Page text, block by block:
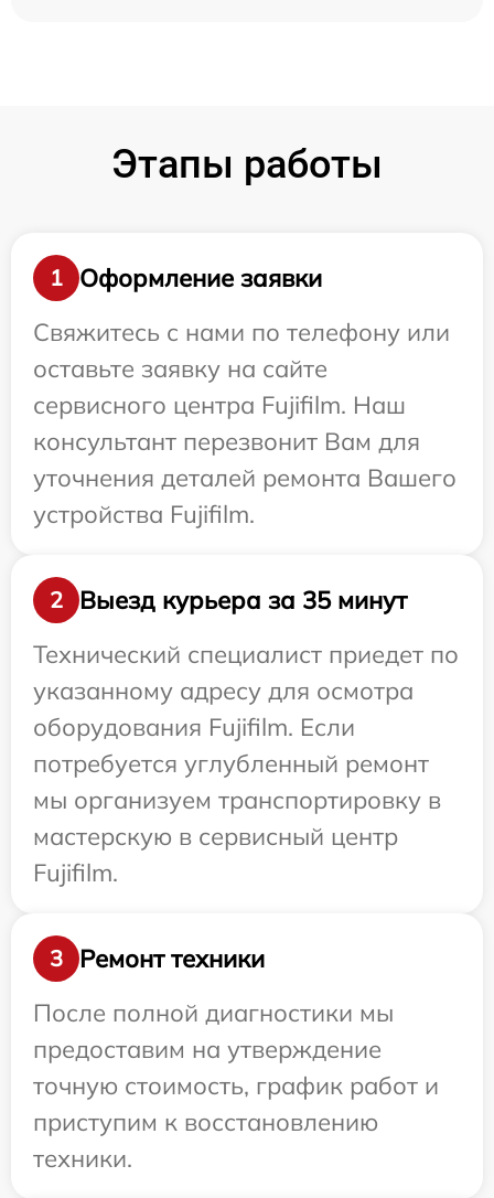
Этапы работы
1
Оформление заявки
Свяжитесь с нами по телефону или
оставьте заявку на сайте
сервисного центра Fujifilm. Наш
консультант перезвонит Вам для
уточнения деталей ремонта Вашего
устройства Fujifilm.
2
Выезд курьера за 35 минут
Технический специалист приедет по
указанному адресу для осмотра
оборудования Fujifilm. Если
потребуется углубленный ремонт
мы организуем транспортировку в
мастерскую в сервисный центр
Fujifilm.
3
Ремонт техники
После полной диагностики мы
предоставим на утверждение
точную стоимость, график работ и
приступим к восстановлению
техники.